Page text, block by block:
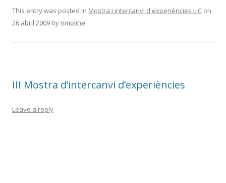
This entry was posted in Mostra i intercanvi d'experiències LIC on
26 abril 2009 by nmoline.
III Mostra d’intercanvi d’experiències
Leave a reply